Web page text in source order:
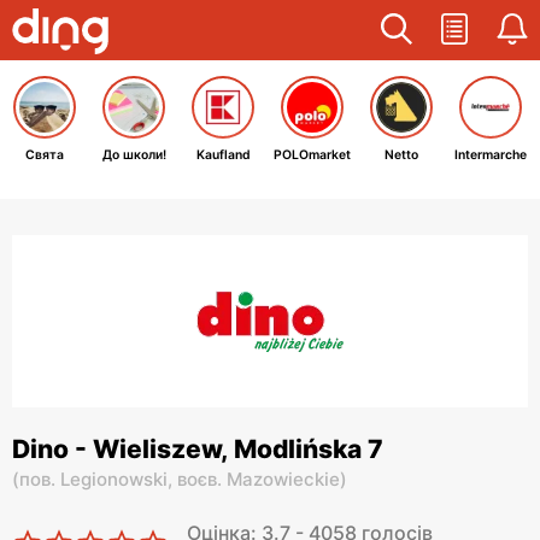
Свята До школи! Kaufland POLOmarket Netto Intermarche
Dino - Wieliszew, Modlińska 7
(пов. Legionowski, воєв. Mazowieckie)
Оцінка: 3.7 - 4058 голосів